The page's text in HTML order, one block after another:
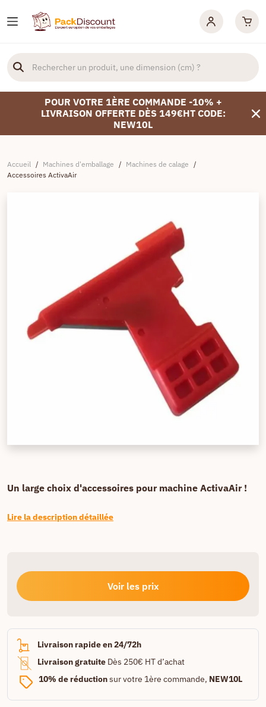
POUR VOTRE 1ÈRE COMMANDE -10% +
LIVRAISON OFFERTE DÈS 149€HT CODE:
NEW10L
Accueil / Machines d'emballage / Machines de calage /
Accessoires ActivaAir
Un large choix d'accessoires pour machine ActivaAir !
Lire la description détaillée
Voir les prix
Livraison rapide en 24/72h
Livraison gratuite Dès 250€ HT d’achat
10% de réductionsur votre 1ère commande, NEW10L